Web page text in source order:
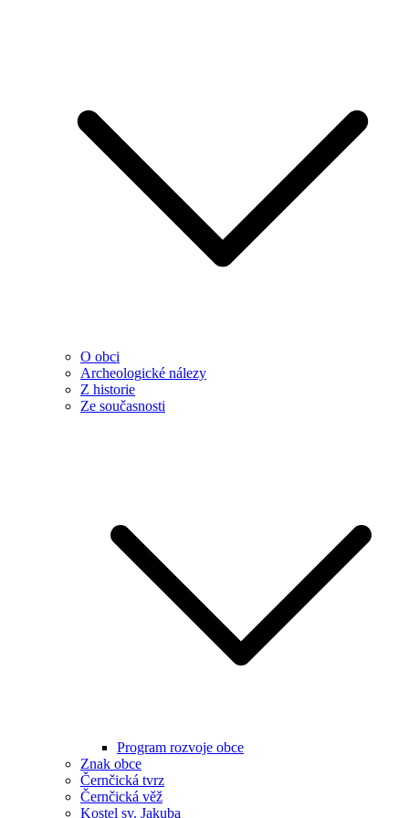
O obci
Archeologické nálezy
Z historie
Ze současnosti
Program rozvoje obce
Znak obce
Černčická tvrz
Černčická věž
Kostel sv. Jakuba